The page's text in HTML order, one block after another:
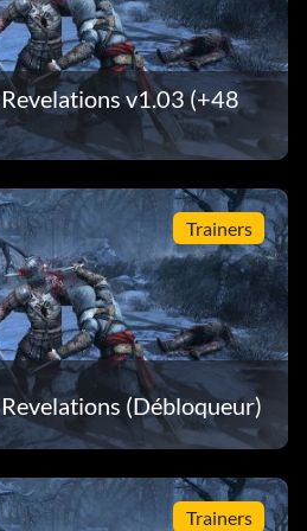
3 des mercenaires.
3 des voleurs.
roms.
les tâches suivantes, le
v1.03 (+48
Trainers
(Débloqueur)
Trainers